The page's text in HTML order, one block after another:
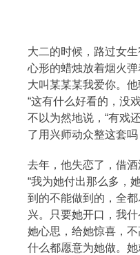
大二的时候，路过女
心形的蜡烛放着烟火
大叫某某某我爱你。
“这有什么好看的，没
不以为然地说，“有戏
了用兴师动众整这套吗
去年，他失恋了，借
“我为她付出那么多，
到的不能做到的，全
兴。只要她开口，我
她心思，给她惊喜，
什么都愿意为她做。